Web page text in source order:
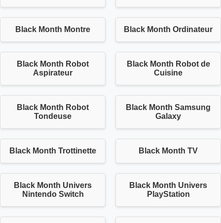
Black Month Montre Black Month Ordinateur
Black Month Robot
Aspirateur
Black Month Robot de
Cuisine
Black Month Robot
Tondeuse
Black Month Samsung
Galaxy
Black Month Trottinette Black Month TV
Black Month Univers
Nintendo Switch
Black Month Univers
PlayStation